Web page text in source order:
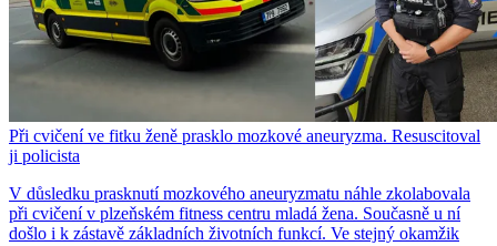
Při cvičení ve fitku ženě prasklo mozkové aneuryzma. Resuscitoval
ji policista
V důsledku prasknutí mozkového aneuryzmatu náhle zkolabovala
při cvičení v plzeňském fitness centru mladá žena. Současně u ní
došlo i k zástavě základních životních funkcí. Ve stejný okamžik